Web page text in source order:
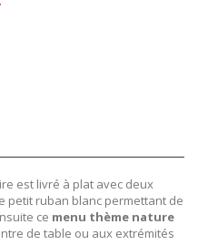
est livré à plat avec deux
petit ruban blanc permettant de
ce menu thème nature
de table ou aux extrémités